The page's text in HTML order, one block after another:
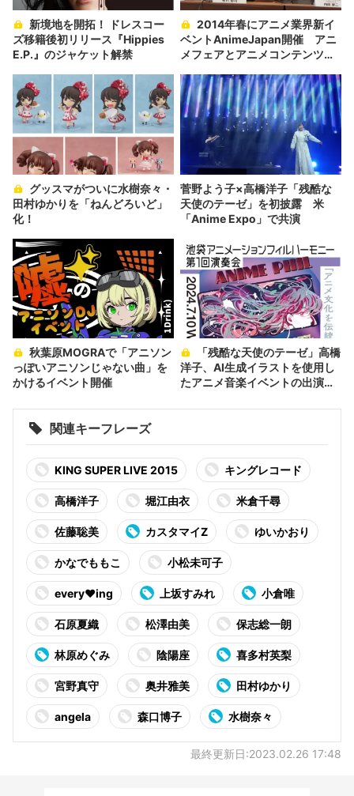
ズ移籍後初リリース『Hippies
E.P.』のジャケット解禁
ベントAnimeJapan開催 アニ
メフェアとアニメコンテンツエ
田村ゆかりを「ねんどろいど」
化！
菅野よう子×高橋洋子「残酷な
天使のテーゼ」を初披露 米
「Anime Expo」で共演
っぽいアニソンじゃない曲」を
かけるイベント開催
洋子、AI生成イラストを使用し
たアニメ音楽イベントの出演を
関連キーフレーズ
KING SUPER LIVE 2015 キングレコード
高橋洋子 堀江由衣 米倉千尋
佐藤聡美 カスタマイZ ゆいかおり
かなでももこ 小松未可子
every♥ing 上坂すみれ 小倉唯
石原夏織 松澤由美 保志総一朗
林原めぐみ 陰陽座 喜多村英梨
宮野真守 奥井雅美 田村ゆかり
angela 森口博子 水樹奈々
最終更新日:2023.02.26 17:48